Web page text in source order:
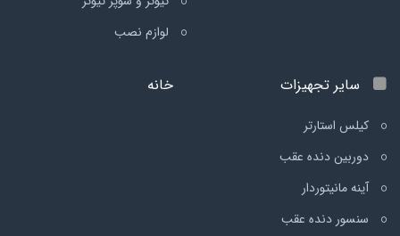
لوازم نصب
سایر تجهیزات
کیلس استارتر
دوربین دنده عقب
آینه مانیتوردار
سنسور دنده عقب
خانه